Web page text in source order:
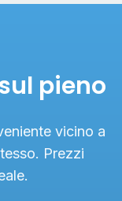
pieno
vicino a
Prezzi